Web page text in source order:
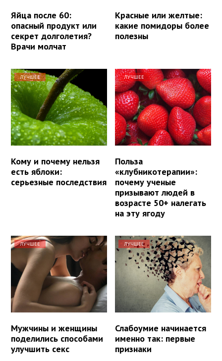
Яйца после 60:
опасный продукт или
секрет долголетия?
Врачи молчат
Красные или желтые:
какие помидоры более
полезны
ЛУЧШЕЕ
Кому и почему нельзя
есть яблоки:
серьезные последствия
ЛУЧШЕЕ
Польза
«клубникотерапии»:
почему ученые
призывают людей в
возрасте 50+ налегать
на эту ягоду
ЛУЧШЕЕ
Мужчины и женщины
поделились способами
улучшить секс
ЛУЧШЕЕ
Слабоумие начинается
именно так: первые
признаки